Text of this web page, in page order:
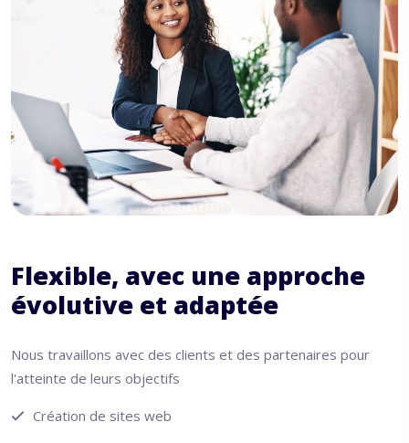
Flexible, avec une approche
évolutive et adaptée
Nous travaillons avec des clients et des partenaires pour
l'atteinte de leurs objectifs
Création de sites web